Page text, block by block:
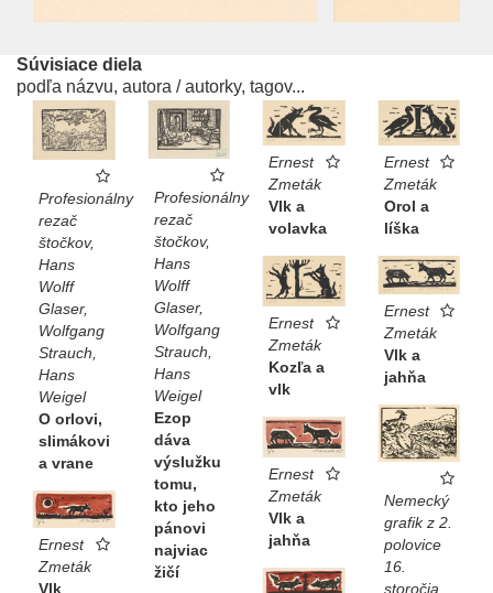
Súvisiace diela
podľa názvu, autora / autorky, tagov...
Profesionálny
rezač
štočkov,
Hans
Wolff
Glaser,
Wolfgang
Strauch,
Hans
Weigel
O orlovi,
slimákovi
a vrane
Profesionálny
rezač
štočkov,
Hans
Wolff
Glaser,
Wolfgang
Strauch,
Hans
Weigel
Ezop
dáva
výslužku
tomu,
kto jeho
pánovi
najviac
žičí
Ernest
Zmeták
Vlk a
volavka
Ernest
Zmeták
Orol a
líška
Ernest
Zmeták
Vlk a
jahňa
Ernest
Zmeták
Kozľa a
vlk
Nemecký
grafik z 2.
polovice
16.
storočia
Ernest
Zmeták
Vlk a
jahňa
Ernest
Zmeták
Vlk